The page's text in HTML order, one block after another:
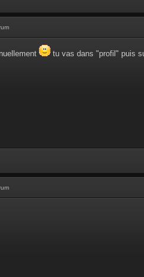
tu vas dans "profil" puis